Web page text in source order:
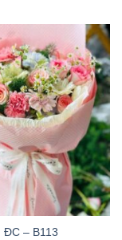
ĐC – B113